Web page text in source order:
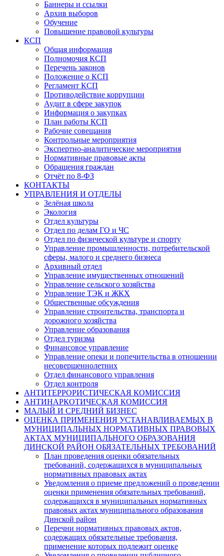
Баннеры и ссылки
Архив выборов
Обучение
Повышение правовой культуры
КСП
Общая информация
Полномочия КСП
Перечень законов
Положение о КСП
Регламент КСП
Противодействие коррупции
Аудит в сфере закупок
Информация о закупках
План работы КСП
Рабочие совещания
Контрольные мероприятия
Экспертно-аналитические мероприятия
Нормативные правовые акты
Обращения граждан
Отчёт по 8-ФЗ
КОНТАКТЫ
УПРАВЛЕНИЯ И ОТДЕЛЫ
Зелёная школа
Экология
Отдел культуры
Отдел по делам ГО и ЧС
Отдел по физической культуре и спорту
Управление промышленности, потребительской
сферы, малого и среднего бизнеса
Архивный отдел
Управление имущественных отношений
Управление сельского хозяйства
Управление ТЭК и ЖКХ
Общественные обсуждения
Управление строительства, транспорта и
дорожного хозяйства
Управление образования
Отдел туризма
Финансовое управление
Управление опеки и попечительства в отношении
несовершеннолетних
Отдел финансового управления
Отдел контроля
АНТИТЕРРОРИСТИЧЕСКАЯ КОМИССИЯ
АНТИНАРКОТИЧЕСКАЯ КОМИССИЯ
МАЛЫЙ И СРЕДНИЙ БИЗНЕС
ОЦЕНКА ПРИМЕНЕНИЯ УСТАНАВЛИВАЕМЫХ В
МУНИЦИПАЛЬНЫХ НОРМАТИВНЫХ ПРАВОВЫХ
АКТАХ МУНИЦИПАЛЬНОГО ОБРАЗОВАНИЯ
ДИНСКОЙ РАЙОН ОБЯЗАТЕЛЬНЫХ ТРЕБОВАНИЙ
План проведения оценки обязательных
требований, содержащихся в муниципальных
нормативных правовых актах
Уведомления о приеме предложений о проведении
оценки применения обязательных требований,
содержащихся в муниципальных нормативных
правовых актах муниципального образования
Динской район
Перечни нормативных правовых актов,
содержащих обязательные требования,
применение которых подлежит оценке